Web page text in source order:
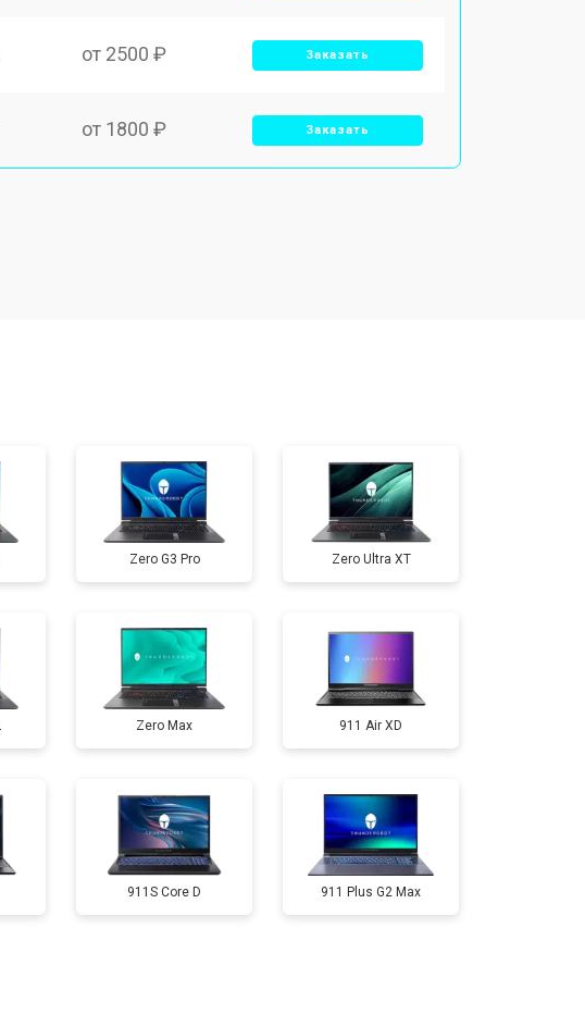
от 2500 ₽ Заказать
от 1800 ₽ Заказать
от 2300 ₽ Заказать
от 3300 ₽ Заказать
от 3800 ₽ Заказать
от 1500 ₽ Заказать
от 2900 ₽ Заказать
от 1200 ₽ Заказать
Zero G3 Pro Zero Ultra XT
Zero Max 911 Air XD
911S Core D 911 Plus G2 Max